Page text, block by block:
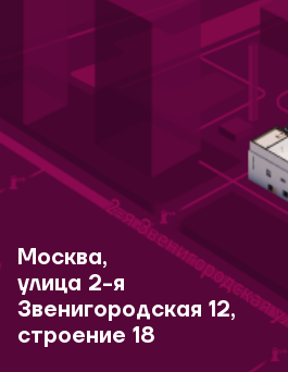
Москва,
улица 2-я
Звенигородская 12,
строение 18